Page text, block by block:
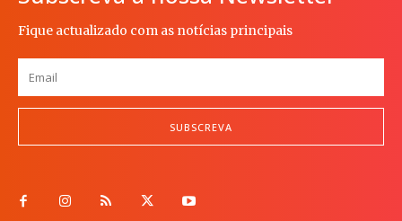
Fique actualizado com as notícias principais
SUBSCREVA